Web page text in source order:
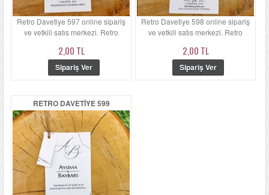
Retro Davetiye 597 online sipariş
ve yetkili satış merkezi. Retro
2,00 TL
Retro Davetiye 598 online sipariş
ve yetkili satış merkezi. Retro
2,00 TL
RETRO DAVETIYE 599